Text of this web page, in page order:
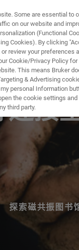
接
探索磁共振图书
Some are essential to
on our website and
(Functional
Cookies). By clicking
review your preferences
Cookie/Privacy Policy
This means Bruker
& Advertising
personal Information
the cookie settings
third party.